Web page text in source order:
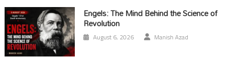
Engels: The Mind Behind the Science of
Revolution
August 6, 2026 Manish Azad